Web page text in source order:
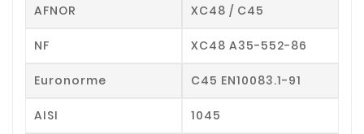
AFNOR XC48 / C45
NF XC48 A35-552-86
Euronorme C45 EN10083.1-91
AISI 1045